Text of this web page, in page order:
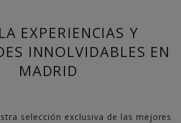
EXPERIENCIAS Y
INNOLVIDABLES EN
MADRID
selección exclusiva de las mejores